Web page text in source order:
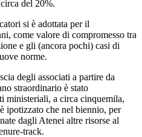
del 20%.
si è adottata per il
come valore di compromesso tra
e gli (ancora pochi) casi di
norme.
degli associati a partire da
straordinario è stato
ministeriali, a circa cinquemila,
ipotizzato che nel biennio, per
dagli Atenei altre risorse al